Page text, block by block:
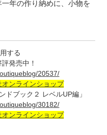
年の作り納めに、小物を
する
発売中！
20537/
オンラインショップ
ドブック２ レベルUP編」
30182/
オンラインショップ